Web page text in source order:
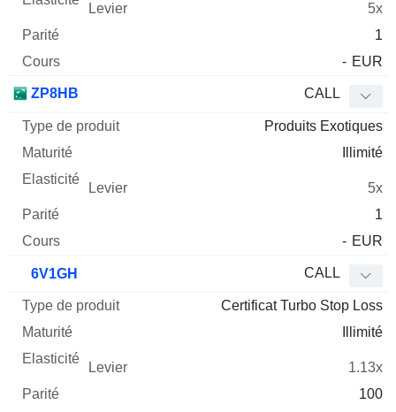
5x
1
- EUR
ZP8HB CALL
Produits Exotiques
Illimité
5x
1
- EUR
6V1GH CALL
Certificat Turbo Stop Loss
Illimité
1.13x
100